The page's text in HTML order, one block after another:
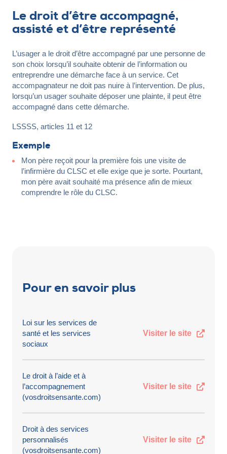
Le droit d’être accompagné,
assisté et d’être représenté
L’usager a le droit d’être accompagné par une personne de
son choix lorsqu’il souhaite obtenir de l’information ou
entreprendre une démarche face à un service. Cet
accompagnateur ne doit pas nuire à l’intervention. De plus,
lorsqu’un usager souhaite déposer une plainte, il peut être
accompagné dans cette démarche.
LSSSS, articles 11 et 12
Exemple
Mon père reçoit pour la première fois une visite de
l’infirmière du CLSC et elle exige que je sorte. Pourtant,
mon père avait souhaité ma présence afin de mieux
comprendre le rôle du CLSC.
Pour en savoir plus
Loi sur les services de
santé et les services
sociaux
Visiter le site
Le droit à l’aide et à
l’accompagnement
(vosdroitsensante.com)
Visiter le site
Droit à des services
personnalisés
(vosdroitsensante.com)
Visiter le site